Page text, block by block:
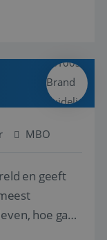
van de data
MBO
en geeft
hoe gaaf